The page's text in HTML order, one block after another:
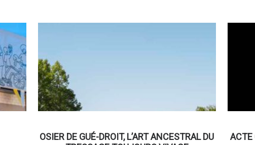
OSIER DE GUÉ-DROIT, L’ART ANCESTRAL DU
ACTE